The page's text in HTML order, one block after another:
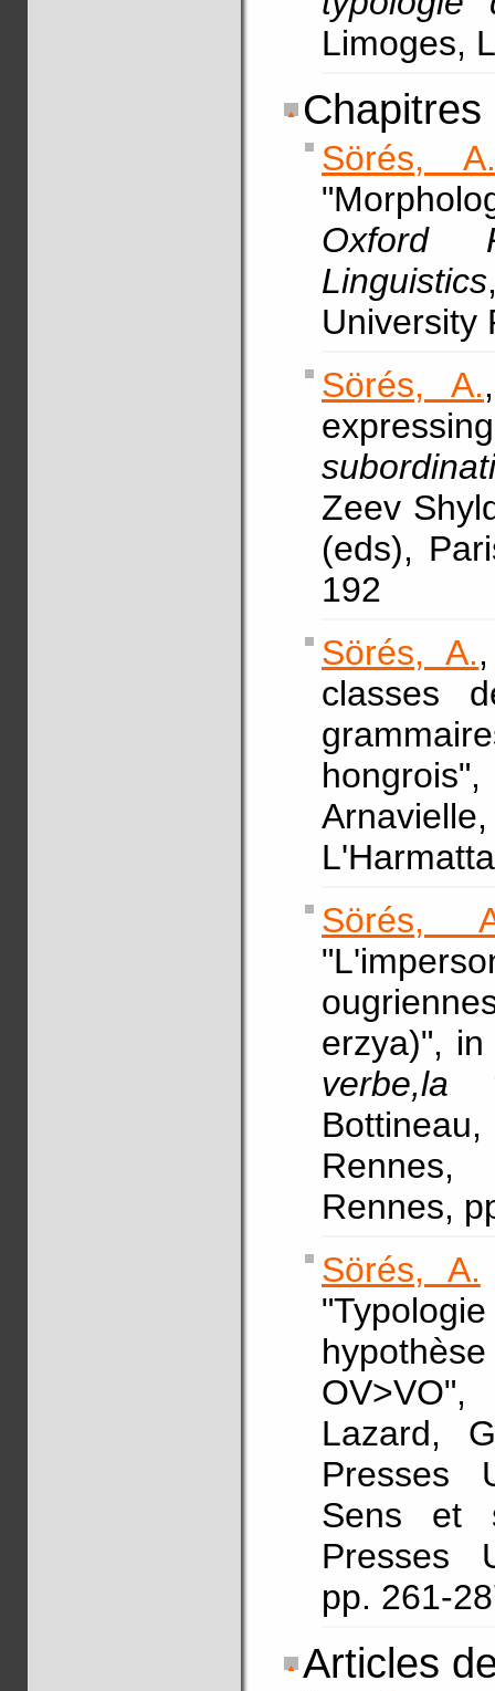
Limoges,
Sörés,
Oxford
Linguistics
University
Sörés, A.
Zeev
(eds),
192
Sörés, A.
classes
Sörés,
erzya)",
verbe,la
Rennes,
Sörés, A.
Lazard,
Presses
Sens et
Presses
pp. 261-
Articles